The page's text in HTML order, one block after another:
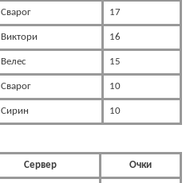
Сварог 17
Виктори 16
Велес 15
Сварог 10
Сирин 10
Сервер Очки